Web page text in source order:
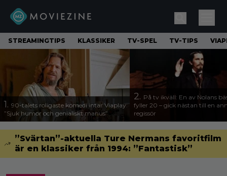
STREAMINGTIPS KLASSIKER TV-SPEL TV-TIPS
1. 90-talets roligaste komedi intar Viaplay:
”Sjuk humor och genialiskt manus”
2. På tv ikväll: En av Nolans
fyller 20 – gick nästan till en
regissör
”Svärtan”-aktuella Ture Nermans favoritfilm
är en klassiker från 1994: ”Fantastisk”